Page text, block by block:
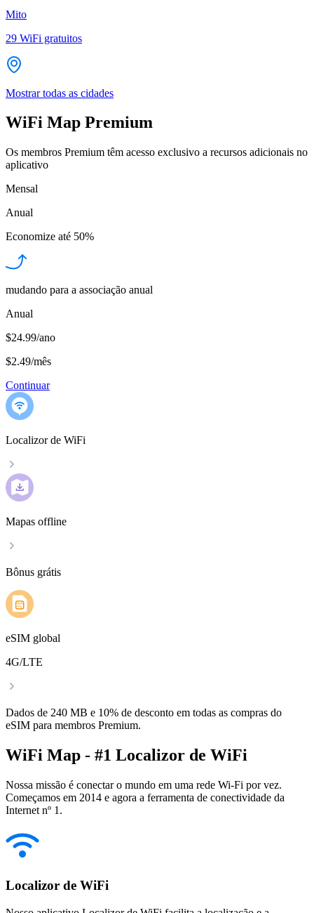
Mito
29 WiFi gratuitos
Mostrar todas as cidades
WiFi Map Premium
Os membros Premium têm acesso exclusivo a recursos adicionais no
aplicativo
Mensal
Anual
Economize até 50%
mudando para a associação anual
Anual
$24.99/ano
$2.49/mês
Continuar
Localizor de WiFi
Mapas offline
Bônus grátis
eSIM global
4G/LTE
Dados de 240 MB e 10% de desconto em todas as compras do
eSIM para membros Premium.
WiFi Map - #1 Localizor de WiFi
Nossa missão é conectar o mundo em uma rede Wi-Fi por vez.
Começamos em 2014 e agora a ferramenta de conectividade da
Internet nº 1.
Localizor de WiFi